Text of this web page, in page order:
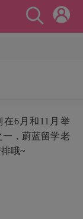
6月和11月举
，蔚蓝留学老
哦~